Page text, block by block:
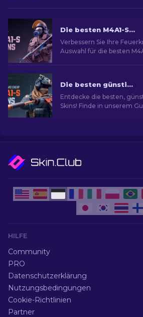
Die besten M4A1-S Skins in CS2 [2026]
Verbessern Sie Ihre
Auswahl für die besten
Die besten günstigsten M4A1-S Skins in CS2 [2026]
Entdecke die besten,
Skins! Finde in unserem
HILFE
Community
PRO
Datenschutzerklärung
Nutzungsbedingungen
Cookie-Richtlinien
Partner